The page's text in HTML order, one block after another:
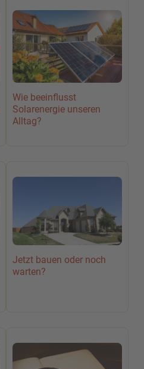
Wie beeinflusst
Solarenergie unseren
Alltag?
Jetzt bauen oder noch
warten?